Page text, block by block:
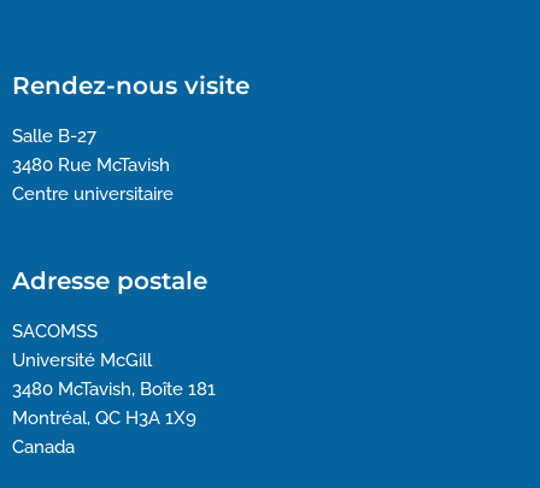
Rendez-nous visite
Salle B-27
3480 Rue McTavish
Centre universitaire
Adresse postale
SACOMSS
Université McGill
3480 McTavish, Boîte 181
Montréal, QC H3A 1X9
Canada